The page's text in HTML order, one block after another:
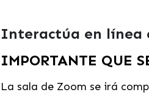
Interactúa en línea
IMPORTANTE QUE
La sala de Zoom se irá